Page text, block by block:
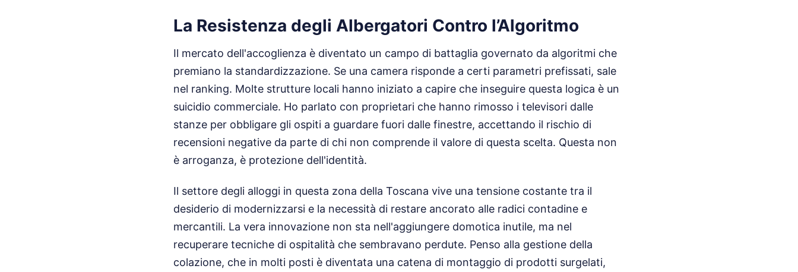
La Resistenza degli Albergatori Contro l’Algoritmo
Il mercato dell'accoglienza è diventato un campo di battaglia governato da algoritmi che
premiano la standardizzazione. Se una camera risponde a certi parametri prefissati, sale
nel ranking. Molte strutture locali hanno iniziato a capire che inseguire questa logica è un
suicidio commerciale. Ho parlato con proprietari che hanno rimosso i televisori dalle
stanze per obbligare gli ospiti a guardare fuori dalle finestre, accettando il rischio di
recensioni negative da parte di chi non comprende il valore di questa scelta. Questa non
è arroganza, è protezione dell'identità.
Il settore degli alloggi in questa zona della Toscana vive una tensione costante tra il
desiderio di modernizzarsi e la necessità di restare ancorato alle radici contadine e
mercantili. La vera innovazione non sta nell'aggiungere domotica inutile, ma nel
recuperare tecniche di ospitalità che sembravano perdute. Penso alla gestione della
colazione, che in molti posti è diventata una catena di montaggio di prodotti surgelati,